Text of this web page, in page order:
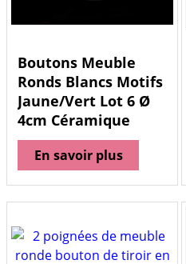
Boutons Meuble
Ronds Blancs Motifs
Jaune/Vert Lot 6 Ø
4cm Céramique
En savoir plus